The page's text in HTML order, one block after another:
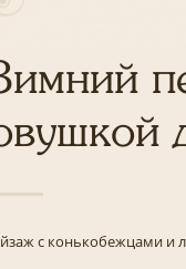
с конькобежцами и